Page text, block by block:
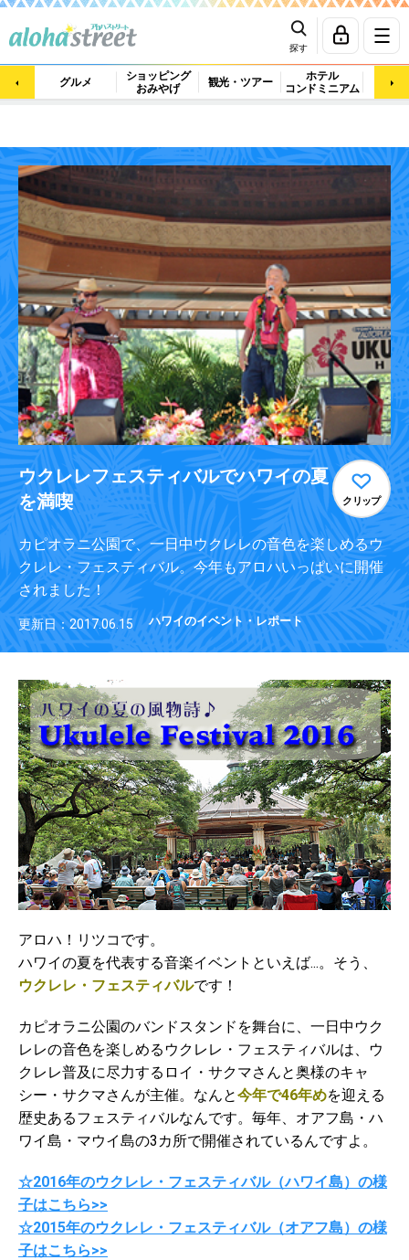
探す
グルメ
ショッピング
おみやげ
観光・ツアー
ホテル
コンドミニアム
マッ
ウクレレフェスティバルでハワイの夏
を満喫
クリップ
カピオラニ公園で、一日中ウクレレの音色を楽しめるウ
クレレ・フェスティバル。今年もアロハいっぱいに開催
されました！
更新日：2017.06.15 ハワイのイベント・レポート
アロハ！リツコです。
ハワイの夏を代表する音楽イベントといえば...。そう、
ウクレレ・フェスティバルです！
カピオラニ公園のバンドスタンドを舞台に、一日中ウク
レレの音色を楽しめるウクレレ・フェスティバルは、ウ
クレレ普及に尽力するロイ・サクマさんと奥様のキャ
シー・サクマさんが主催。なんと今年で46年めを迎える
歴史あるフェスティバルなんです。毎年、オアフ島・ハ
ワイ島・マウイ島の3カ所で開催されているんですよ。
☆2016年のウクレレ・フェスティバル（ハワイ島）の様
子はこちら>>
☆2015年のウクレレ・フェスティバル（オアフ島）の様
子はこちら>>